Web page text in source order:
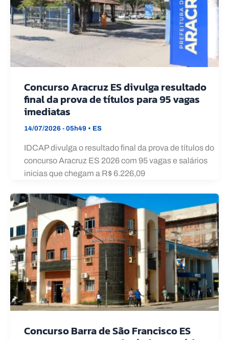
Concurso Aracruz ES divulga resultado
final da prova de títulos para 95 vagas
imediatas
14/07/2026 - 05h49 • ES
IDCAP divulga o resultado final da prova de títulos do
concurso Aracruz ES 2026 com 95 vagas e salários
inicias que chegam a R$ 6.226,09
Concurso Barra de São Francisco ES